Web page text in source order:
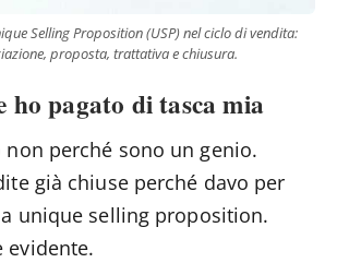
Selling Proposition (USP) nel ciclo di vendita:
proposta, trattativa e chiusura.
ho pagato di tasca mia
perché sono un genio.
già chiuse perché davo per
unique selling proposition.
evidente.